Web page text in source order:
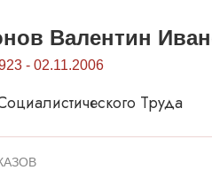
Валентин
- 02.11.2006
Труда